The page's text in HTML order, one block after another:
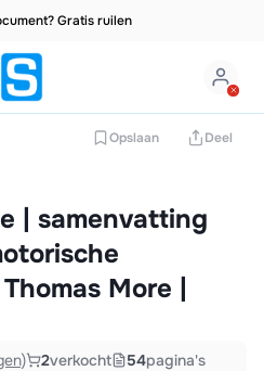
Opslaan Deel
| samenvatting
More |
2verkocht 54pagina's